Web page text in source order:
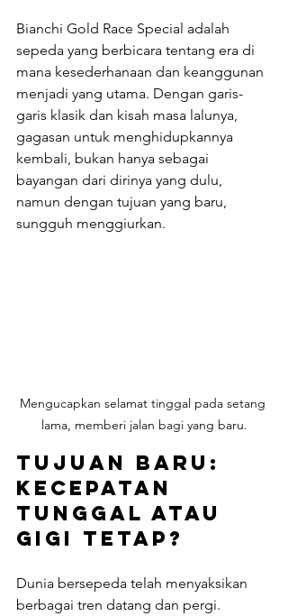
Bianchi Gold Race Special adalah
sepeda yang berbicara tentang era di
mana kesederhanaan dan keanggunan
menjadi yang utama. Dengan garis-
garis klasik dan kisah masa lalunya,
gagasan untuk menghidupkannya
kembali, bukan hanya sebagai
bayangan dari dirinya yang dulu,
namun dengan tujuan yang baru,
sungguh menggiurkan.
Mengucapkan selamat tinggal pada setang
lama, memberi jalan bagi yang baru.
Tujuan Baru:
Kecepatan
Tunggal atau
Gigi Tetap?
Dunia bersepeda telah menyaksikan
berbagai tren datang dan pergi.